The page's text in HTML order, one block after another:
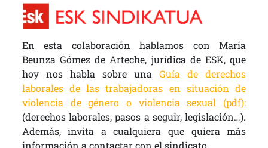
En esta colaboración hablamos con María
Beunza Gómez de Arteche, jurídica de ESK, que
hoy nos habla sobre unaGuía de derechos
laborales de las trabajadoras en situación de
violencia de género o violencia sexual (pdf):
(derechos laborales, pasos a seguir, legislación…).
Además, invita a cualquiera que quiera más
información a contactar con el sindicato.